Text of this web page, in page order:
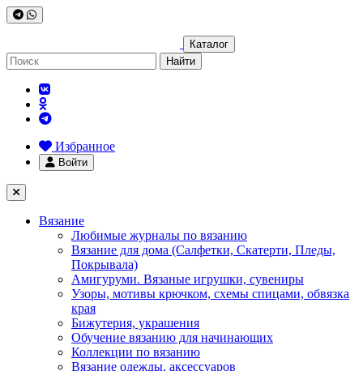
Каталог
Найти
Избранное
Войти
Вязание
Любимые журналы по вязанию
Вязание для дома (Салфетки, Скатерти, Пледы,
Покрывала)
Амигуруми. Вязаные игрушки, сувениры
Узоры, мотивы крючком, схемы спицами, обвязка
края
Бижутерия, украшения
Обучение вязанию для начинающих
Коллекции по вязанию
Вязание одежды, аксессуаров